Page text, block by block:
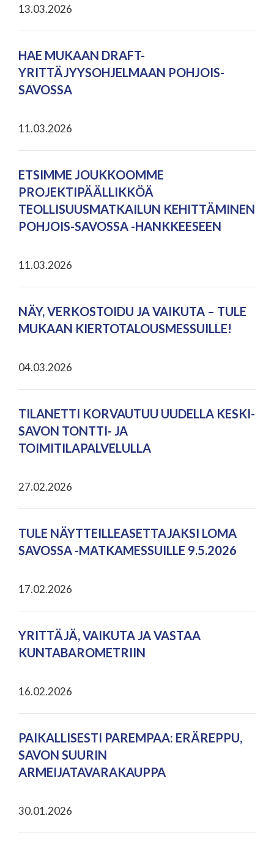
13.03.2026
HAE MUKAAN DRAFT-
YRITTÄJYYSOHJELMAAN POHJOIS-
SAVOSSA
11.03.2026
ETSIMME JOUKKOOMME
PROJEKTIPÄÄLLIKKÖÄ
TEOLLISUUSMATKAILUN KEHITTÄMINEN
POHJOIS-SAVOSSA -HANKKEESEEN
11.03.2026
NÄY, VERKOSTOIDU JA VAIKUTA – TULE
MUKAAN KIERTOTALOUSMESSUILLE!
04.03.2026
TILANETTI KORVAUTUU UUDELLA KESKI-
SAVON TONTTI- JA
TOIMITILAPALVELULLA
27.02.2026
TULE NÄYTTEILLEASETTAJAKSI LOMA
SAVOSSA -MATKAMESSUILLE 9.5.2026
17.02.2026
YRITTÄJÄ, VAIKUTA JA VASTAA
KUNTABAROMETRIIN
16.02.2026
PAIKALLISESTI PAREMPAA: ERÄREPPU,
SAVON SUURIN
ARMEIJATAVARAKAUPPA
30.01.2026